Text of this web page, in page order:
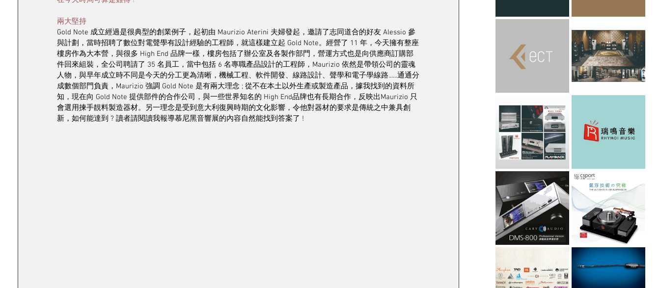
兩大堅持
Gold Note 成立經過是很典型的創業例子，起初由 Maurizio Aterini 夫婦發起，邀請了志同道合的好友 Alessio 參
與計劃，當時招聘了數位對電聲學有設計經驗的工程師，就這樣建立起 Gold Note。經營了 11 年，今天擁有整座
樓房作為大本營，與很多 High End 品牌一樣，樓房包括了辦公室及各製作部門，營運方式也是向供應商訂購部
件回來組裝，全公司聘請了 35 名員工，當中包括 6 名專職產品設計的工程師，Maurizio 依然是帶領公司的靈魂
人物，與早年成立時不同是今天的分工更為清晰，機械工程、軟件開發、線路設計、聲學和電子學線路......通通分
成數個部門負責，Maurizio 強調 Gold Note 是有兩大理念 ; 從不在本土以外生產或製造產品，據我找到的資料所
知，現在向 Gold Note 提供部件的合作公司，與一些世界知名的 High End品牌也有長期合作，反映出Maurizio 只
會選用揀手靚料製造器材。另一理念是受到意大利復興時期的文化影響，令他對器材的要求是傳統之中兼具創
新，如何能達到 ? 讀者請閱讀我報導慕尼黑音響展的內容自然能找到答案了 !